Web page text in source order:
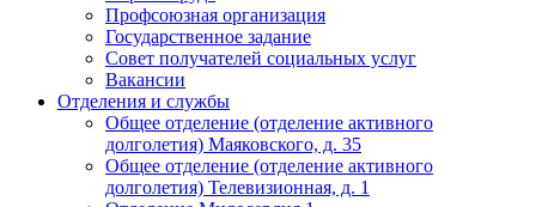
Профсоюзная организация
Государственное задание
Совет получателей социальных услуг
Вакансии
Отделения и службы
Общее отделение (отделение активного
долголетия) Маяковского, д. 35
Общее отделение (отделение активного
долголетия) Телевизионная, д. 1